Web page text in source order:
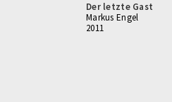
Der letzte Gast
Markus Engel
2011